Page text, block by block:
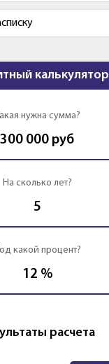
калькулятор
нужна сумма?
300 000 руб
На сколько лет?
5
какой процент?
12 %
расчета